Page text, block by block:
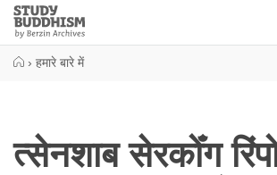
Close
Study
Buddhism
› हमारे बारे में
त्सेनशाब सेरकोँग